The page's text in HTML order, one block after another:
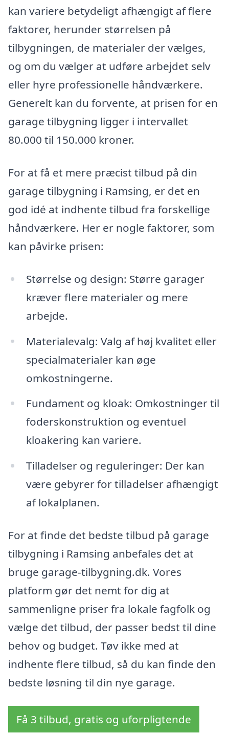
kan variere betydeligt afhængigt af flere
faktorer, herunder størrelsen på
tilbygningen, de materialer der vælges,
og om du vælger at udføre arbejdet selv
eller hyre professionelle håndværkere.
Generelt kan du forvente, at prisen for en
garage tilbygning ligger i intervallet
80.000 til 150.000 kroner.
For at få et mere præcist tilbud på din
garage tilbygning i Ramsing, er det en
god idé at indhente tilbud fra forskellige
håndværkere. Her er nogle faktorer, som
kan påvirke prisen:
Størrelse og design: Større garager
kræver flere materialer og mere
arbejde.
Materialevalg: Valg af høj kvalitet eller
specialmaterialer kan øge
omkostningerne.
Fundament og kloak: Omkostninger til
foderskonstruktion og eventuel
kloakering kan variere.
Tilladelser og reguleringer: Der kan
være gebyrer for tilladelser afhængigt
af lokalplanen.
For at finde det bedste tilbud på garage
tilbygning i Ramsing anbefales det at
bruge garage-tilbygning.dk. Vores
platform gør det nemt for dig at
sammenligne priser fra lokale fagfolk og
vælge det tilbud, der passer bedst til dine
behov og budget. Tøv ikke med at
indhente flere tilbud, så du kan finde den
bedste løsning til din nye garage.
Få 3 tilbud, gratis og uforpligtende